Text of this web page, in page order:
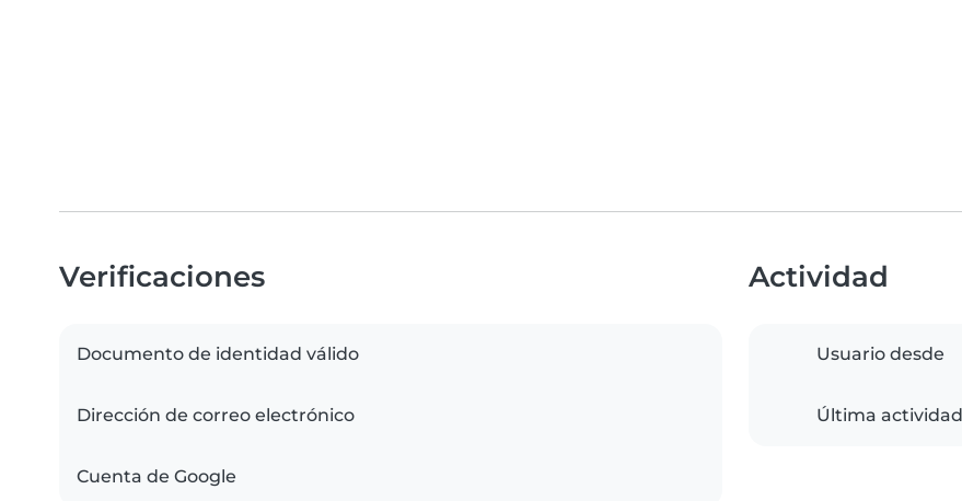
Verificaciones
Documento de identidad válido
Dirección de correo electrónico
Cuenta de Google
Actividad
Usuario desde
Última actividad